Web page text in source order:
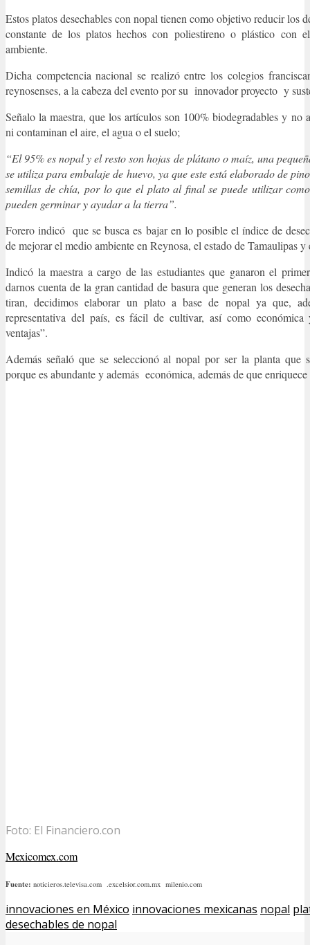
Estos platos desechables con nopal tienen como objetivo reducir los
constante de los platos hechos con poliestireno o plástico con
ambiente.
Dicha competencia nacional se realizó entre los colegios
reynosenses, a la cabeza del evento por su innovador proyecto y
Señalo la maestra, que los artículos son 100% biodegradables y no
ni contaminan el aire, el agua o el suelo;
“El 95% es nopal y el resto son hojas de plátano o maíz, una
se utiliza para embalaje de huevo, ya que este está elaborado de
semillas de chía, por lo que el plato al final se puede utilizar
pueden germinar y ayudar a la tierra”.
Forero indicó que se busca es bajar en lo posible el índice de
de mejorar el medio ambiente en Reynosa, el estado de Tamaulipas y
Indicó la maestra a cargo de las estudiantes que ganaron el
darnos cuenta de la gran cantidad de basura que generan los
tiran, decidimos elaborar un plato a base de nopal ya que,
representativa del país, es fácil de cultivar, así como económica
ventajas”.
Además señaló que se seleccionó al nopal por ser la planta que
porque es abundante y además económica, además de que
Foto: El Financiero.con
Mexicomex.com
Fuente: noticieros.televisa.com .excelsior.com.mx milenio.com
innovaciones en México innovaciones mexicanas nopal
desechables de nopal